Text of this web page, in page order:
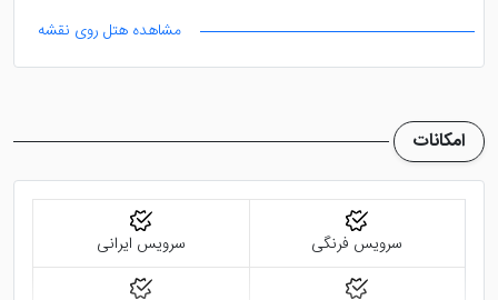
مشاهده هتل روی نقشه
امکانات
سرویس فرنگی سرویس ایرانی